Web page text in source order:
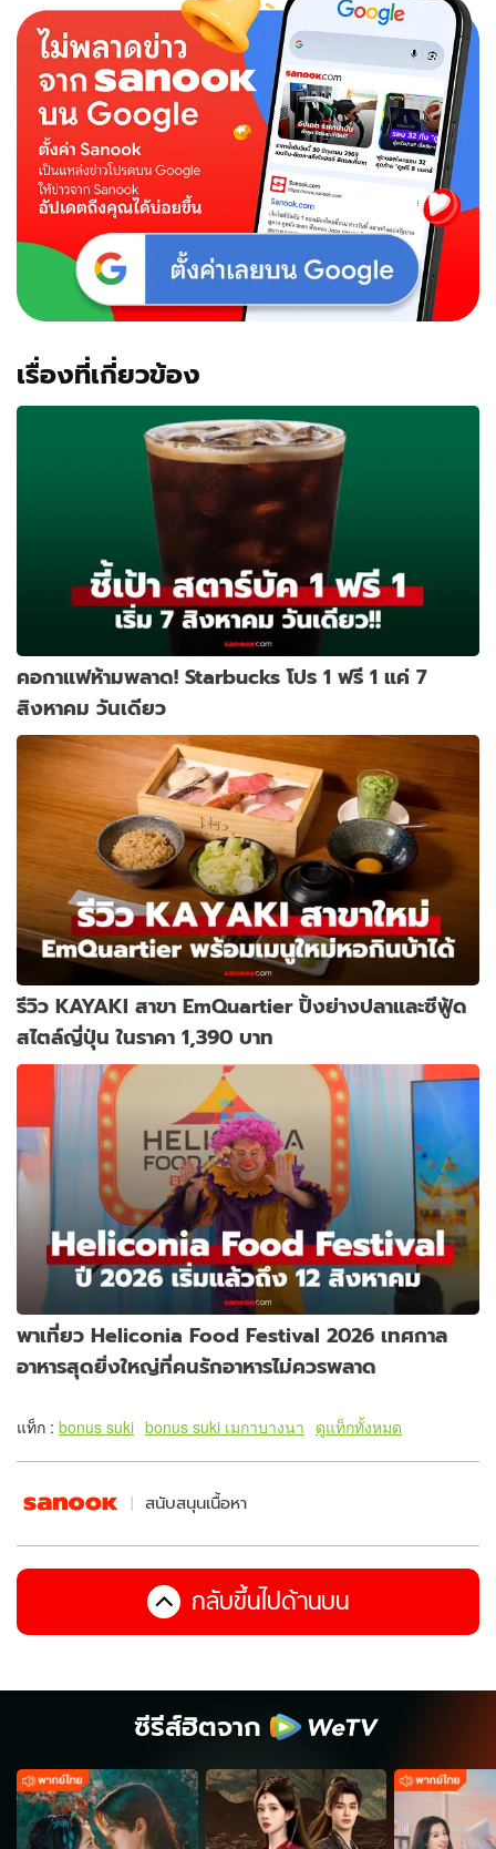
เม
กา
บางนา
พร้อม
โปร
เปิด
ร้าน
เรื่องที่เกี่ยวข้อง
คอกาแฟห้ามพลาด! Starbucks โปร 1 ฟรี 1 แค่ 7
สิงหาคม วันเดียว
รีวิว KAYAKI สาขา EmQuartier ปิ้งย่างปลาและซีฟู้ด
สไตล์ญี่ปุ่น ในราคา 1,390 บาท
พาเที่ยว Heliconia Food Festival 2026 เทศกาล
อาหารสุดยิ่งใหญ่ที่คนรักอาหารไม่ควรพลาด
แท็ก : bonus suki bonus suki เมกาบางนา ดูแท็กทั้งหมด
สนับสนุนเนื้อหา
กลับขึ้นไปด้านบน
ซีรีส์ฮิตจาก